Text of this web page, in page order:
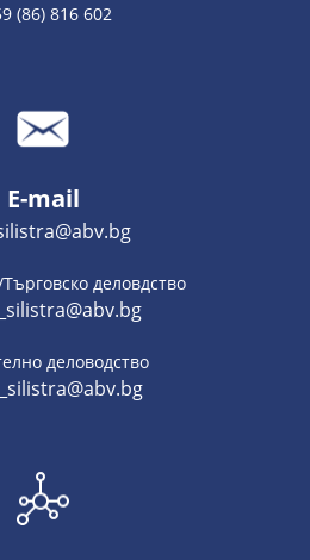
(86) 816 602
E-mail
деловдство
деловодство